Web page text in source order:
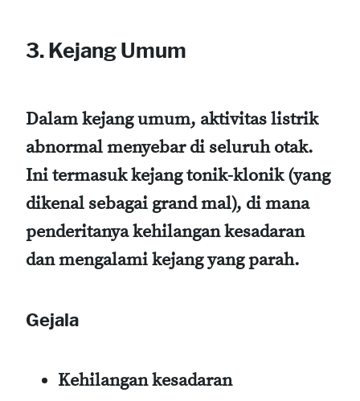
3. Kejang Umum
Dalam kejang umum, aktivitas listrik
abnormal menyebar di seluruh otak.
Ini termasuk kejang tonik-klonik (yang
dikenal sebagai grand mal), di mana
penderitanya kehilangan kesadaran
dan mengalami kejang yang parah.
Gejala
Kehilangan kesadaran